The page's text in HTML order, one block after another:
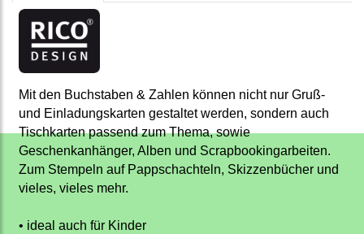
Mit den Buchstaben & Zahlen können nicht nur Gruß-
und Einladungskarten gestaltet werden, sondern auch
Tischkarten passend zum Thema, sowie
Geschenkanhänger, Alben und Scrapbookingarbeiten.
Zum Stempeln auf Pappschachteln, Skizzenbücher und
vieles, vieles mehr.
• ideal auch für Kinder